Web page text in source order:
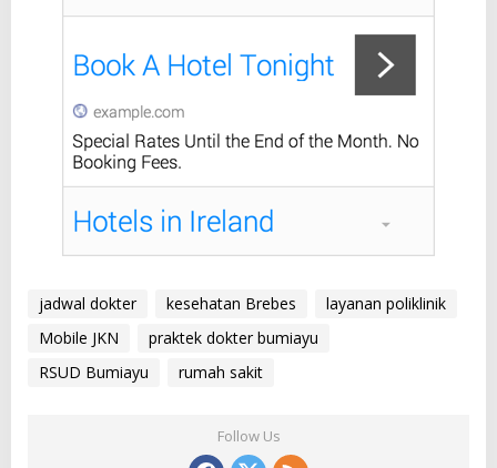
jadwal dokter kesehatan Brebes
layanan poliklinik
Mobile JKN
praktek dokter bumiayu
RSUD Bumiayu
rumah sakit
Follow Us